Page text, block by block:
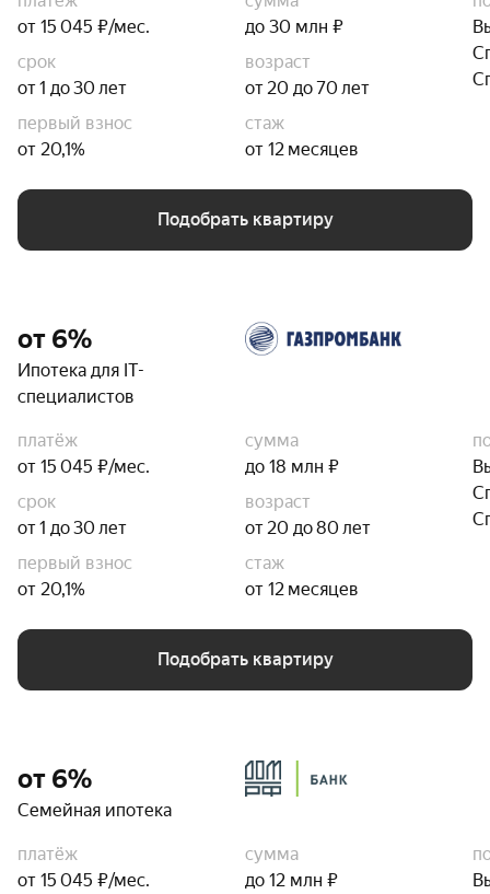
от 15 045 ₽/мес.
до 30 млн ₽
срок
от 1 до 30 лет
возраст
от 20 до 70 лет
первый взнос
от 20,1%
стаж
от 12 месяцев
Подобрать квартиру
от 6%
Ипотека для IT-
специалистов
платёж
от 15 045 ₽/мес.
сумма
до 18 млн ₽
срок
от 1 до 30 лет
возраст
от 20 до 80 лет
первый взнос
от 20,1%
стаж
от 12 месяцев
Подобрать квартиру
от 6%
Семейная ипотека
платёж
от 15 045 ₽/мес.
сумма
до 12 млн ₽